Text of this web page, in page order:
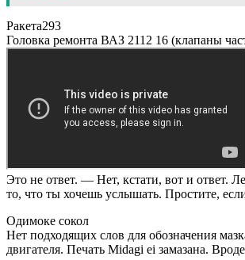
Ракета293
Головка ремонта ВАЗ 2112 16 (клапаны
Это не ответ. — Нет, кстати, вот и ответ.
то, что ты хочешь услышать. Простите,
Одимоке сокол
Нет подходящих слов для обозначения
двигателя. Печать Midagi ei замазана.